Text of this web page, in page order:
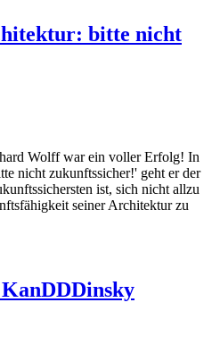
bitte nicht
Wolff war ein voller Erfolg! In
nicht zukunftssicher!' geht er der
ist, sich nicht allzu
seiner Architektur zu